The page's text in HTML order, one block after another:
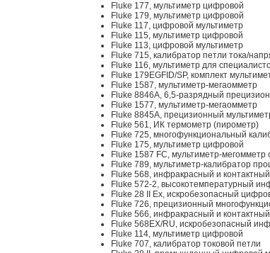
Fluke 177, мультиметр цифровой
Fluke 179, мультиметр цифровой
Fluke 117, цифровой мультиметр
Fluke 115, мультиметр цифровой
Fluke 113, цифровой мультиметр
Fluke 715, калибратор петли тока/
Fluke 116, мультиметр для
Fluke 179EGFID/SP, комплект
Fluke 1587, мультиметр-мегаомметр
Fluke 8846A, 6,5-разрядный
Fluke 1577, мультиметр-мегаомметр
Fluke 8845A, прецизионный
Fluke 561, ИК термометр (пирометр)
Fluke 725, многофункциональный
Fluke 175, мультиметр цифровой
Fluke 1587 FC, мультиметр-
Fluke 789, мультиметр-калибратор
Fluke 568, инфракрасный и
Fluke 572-2, высокотемпературный
Fluke 28 II Ex, искробезопасный
Fluke 726, прецизионный
Fluke 566, инфракрасный и
Fluke 568EX/RU, искробезопасный
Fluke 114, мультиметр цифровой
Fluke 707, калибратор токовой петли